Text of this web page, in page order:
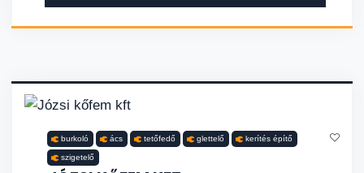
burkoló ács tetőfedő glettelő kerítés építő
szigetelő